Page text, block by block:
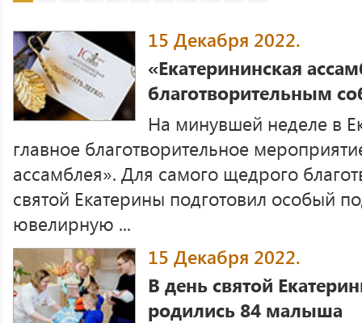
15 Декабря 2022.
«Екатерининская
благотворительным
На минувшей неделе в
главное благотворительное
ассамблея». Для самого щедрого
святой Екатерины подготовил особый
ювелирную ...
15 Декабря 2022.
В день святой
родились 84 малыша